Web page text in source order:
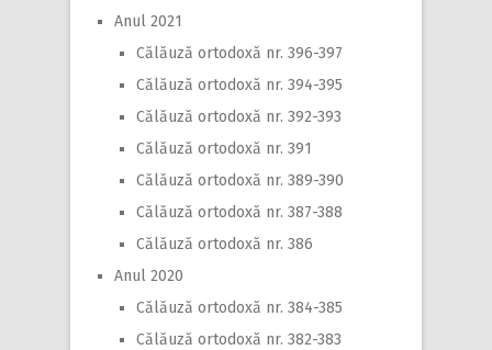
Anul 2021
Călăuză ortodoxă nr. 396-397
Călăuză ortodoxă nr. 394-395
Călăuză ortodoxă nr. 392-393
Călăuză ortodoxă nr. 391
Călăuză ortodoxă nr. 389-390
Călăuză ortodoxă nr. 387-388
Călăuză ortodoxă nr. 386
Anul 2020
Călăuză ortodoxă nr. 384-385
Călăuză ortodoxă nr. 382-383